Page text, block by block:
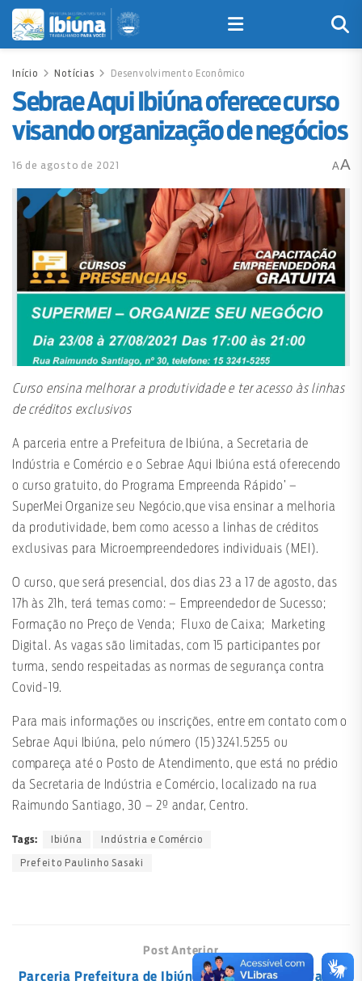
Início Notícias Desenvolvimento Econômico
Sebrae Aqui Ibiúna oferece curso
visando organização de negócios
16 de agosto de 2021 AA
Curso ensina melhorar a produtividade e ter acesso às linhas
de créditos exclusivos
A parceria entre a Prefeitura de Ibiúna, a Secretaria de
Indústria e Comércio e o Sebrae Aqui Ibiúna está oferecendo
o curso gratuito, do Programa Empreenda Rápido’ –
SuperMei Organize seu Negócio,que visa ensinar a melhoria
da produtividade, bem como acesso a linhas de créditos
exclusivas para Microempreendedores individuais (MEI).
O curso, que será presencial, dos dias 23 a 17 de agosto, das
17h às 21h, terá temas como: – Empreendedor de Sucesso;
Formação no Preço de Venda; Fluxo de Caixa; Marketing
Digital. As vagas são limitadas, com 15 participantes por
turma, sendo respeitadas as normas de segurança contra
Covid-19.
Para mais informações ou inscrições, entre em contato com o
Sebrae Aqui Ibiúna, pelo número (15)3241.5255 ou
compareça até o Posto de Atendimento, que está no prédio
da Secretaria de Indústria e Comércio, localizado na rua
Raimundo Santiago, 30 – 2º andar, Centro.
Tags: Ibiúna Indústria e Comércio
Prefeito Paulinho Sasaki
Post Anterior
Parceria Prefeitura de Ibiúna e Estado de São Paulo